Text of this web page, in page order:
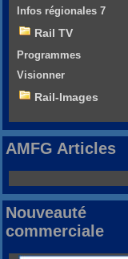
Infos régionales 7
Rail TV
Programmes
Visionner
Rail-Images
AMFG Articles
Nouveauté
commerciale